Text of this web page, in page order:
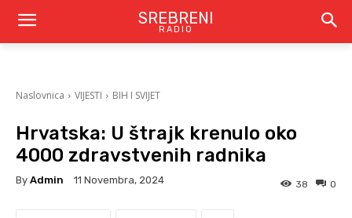
SREBRENI
RADIO
Naslovnica VIJESTI BIH I SVIJET
Hrvatska: U štrajk krenulo oko
4000 zdravstvenih radnika
By Admin 11 Novembra, 2024 0
38